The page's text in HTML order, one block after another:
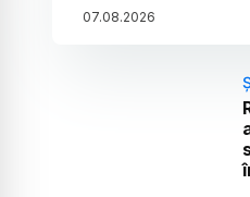
07.08.2026